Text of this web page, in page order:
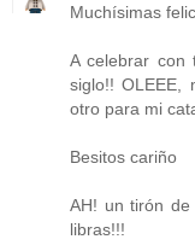
Muchísimas
A celebrar con
siglo!! OLEEE,
otro para mi
Besitos cariño
AH! un tirón
libras!!!